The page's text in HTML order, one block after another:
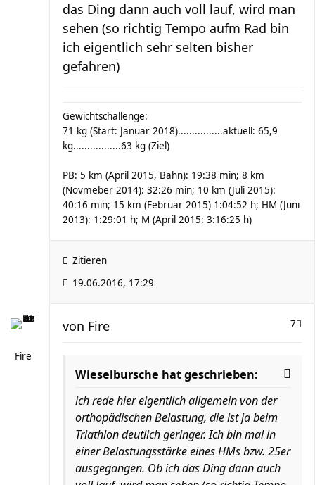
das Ding dann auch voll lauf, wird man
sehen (so richtig Tempo aufm Rad bin
ich eigentlich sehr selten bisher
gefahren)
Gewichtschallenge:
71 kg (Start: Januar 2018)................aktuell: 65,9
kg.................63 kg (Ziel)
PB: 5 km (April 2015, Bahn): 19:38 min; 8 km
(Novmeber 2014): 32:26 min; 10 km (Juli 2015):
40:16 min; 15 km (Februar 2015) 1:04:52 h; HM (Juni
2013): 1:29:01 h; M (April 2015: 3:16:25 h)
Zitieren
19.06.2016, 17:29
Fire
7
von Fire
Wieselbursche hat geschrieben:
ich rede hier eigentlich allgemein von der
orthopädischen Belastung, die ist ja beim
Triathlon deutlich geringer. Ich bin mal in
einer Belastungsstärke eines HMs bzw. 25er
ausgegangen. Ob ich das Ding dann auch